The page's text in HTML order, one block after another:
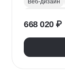
Веб-дизайн
Adobe
Tilda
668 020 ₽